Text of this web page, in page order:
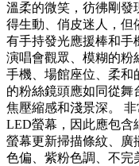
溫柔的微笑，彷彿剛發
得生動、俏皮迷人，但
有手持發光應援棒和手
演唱會觀眾、模糊的粉
手機、場館座位、柔和
的粉絲鏡頭應如同從
焦壓縮感和淺景深。
LED螢幕，因此應包含
螢幕更新掃描條紋、廣
色偏、紫粉色調、不完